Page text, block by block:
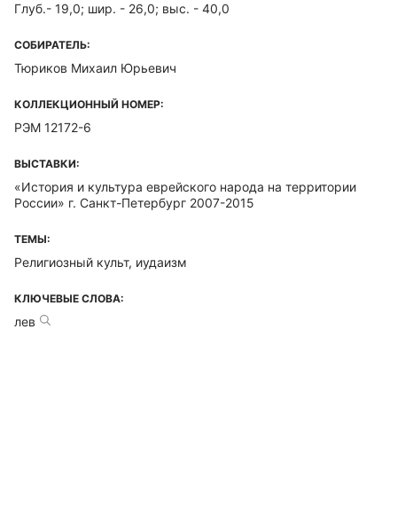
Глуб.- 19,0; шир. - 26,0; выс. - 40,0
СОБИРАТЕЛЬ:
Тюриков Михаил Юрьевич
КОЛЛЕКЦИОННЫЙ НОМЕР:
РЭМ 12172-6
ВЫСТАВКИ:
«История и культура еврейского народа на территории
России» г. Санкт-Петербург 2007-2015
ТЕМЫ:
Религиозный культ, иудаизм
КЛЮЧЕВЫЕ СЛОВА:
лев